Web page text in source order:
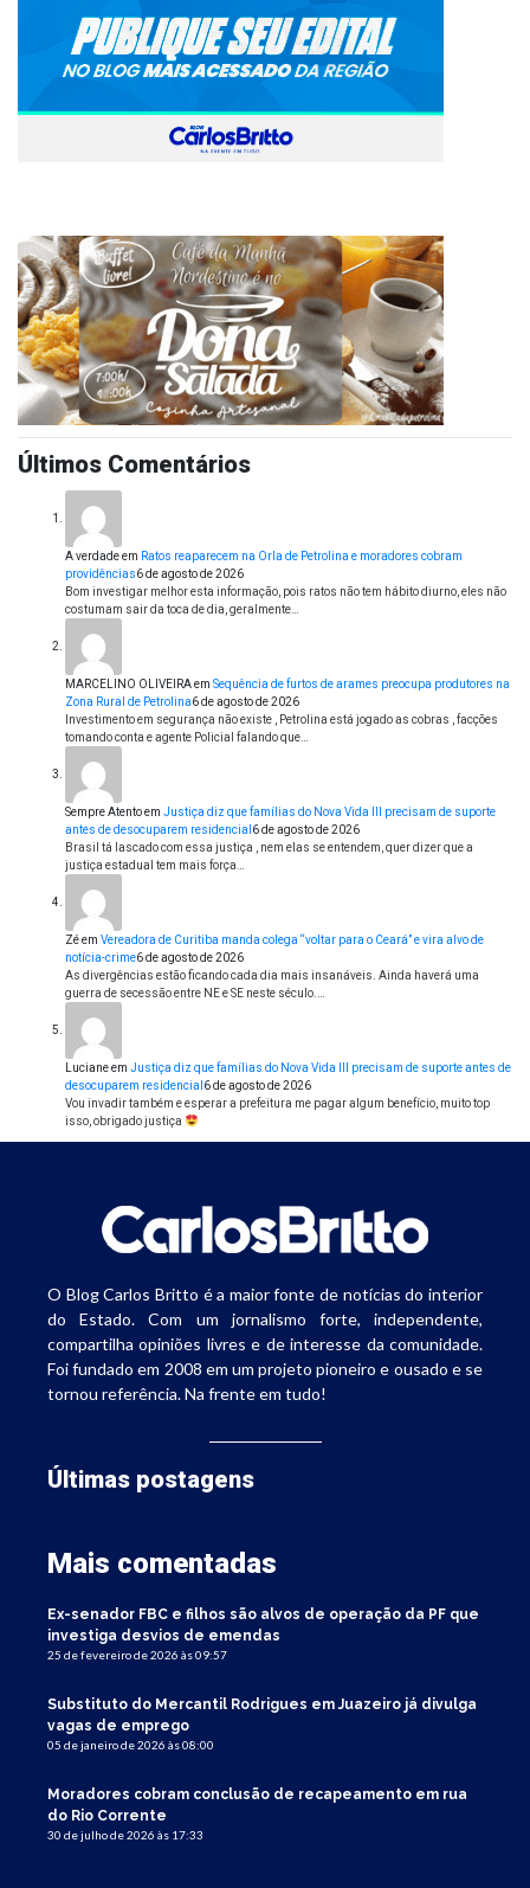
Últimos Comentários
A verdadeem Ratos reaparecem na Orla de Petrolina e moradores cobram
providências6 de agosto de 2026
Bom investigar melhor esta informação, pois ratos não tem hábito diurno, eles não
costumam sair da toca de dia, geralmente…
MARCELINO OLIVEIRAem Sequência de furtos de arames preocupa produtores na
Zona Rural de Petrolina6 de agosto de 2026
Investimento em segurança não existe , Petrolina está jogado as cobras , facções
tomando conta e agente Policial falando que…
Sempre Atentoem Justiça diz que famílias do Nova Vida III precisam de suporte
antes de desocuparem residencial 6 de agosto de 2026
Brasil tá lascado com essa justiça , nem elas se entendem, quer dizer que a
justiça estadual tem mais força…
Zéem Vereadora de Curitiba manda colega “voltar para o Ceará” e vira alvo de
notícia-crime6 de agosto de 2026
As divergências estão ficando cada dia mais insanáveis. Ainda haverá uma
guerra de secessão entre NE e SE neste século.…
Lucianeem Justiça diz que famílias do Nova Vida III precisam de suporte antes de
desocuparem residencial 6 de agosto de 2026
Vou invadir também e esperar a prefeitura me pagar algum benefício, muito top
isso, obrigado justiça
O Blog Carlos Britto é a maior fonte de notícias do interior
do Estado. Com um jornalismo forte, independente,
compartilha opiniões livres e de interesse da comunidade.
Foi fundado em 2008 em um projeto pioneiro e ousado e se
tornou referência. Na frente em tudo!
Últimas postagens
Mais comentadas
Ex-senador FBC e filhos são alvos de operação da PF que
investiga desvios de emendas
25 de fevereiro de 2026 às 09:57
Substituto do Mercantil Rodrigues em Juazeiro já divulga
vagas de emprego
05 de janeiro de 2026 às 08:00
Moradores cobram conclusão de recapeamento em rua
do Rio Corrente
30 de julho de 2026 às 17:33